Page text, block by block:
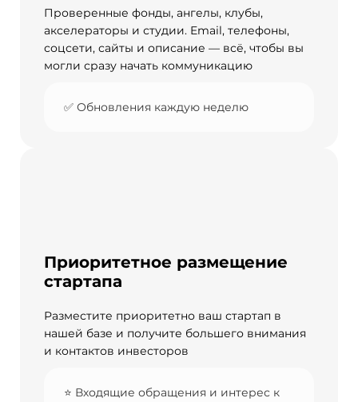
Проверенные фонды, ангелы, клубы,
акселераторы и студии. Email, телефоны,
соцсети, сайты и описание — всё, чтобы вы
могли сразу начать коммуникацию
✅ Обновления каждую неделю
Приоритетное размещение
стартапа
Разместите приоритетно ваш стартап в
нашей базе и получите большего внимания
и контактов инвесторов
⭐️ Входящие обращения и интерес к